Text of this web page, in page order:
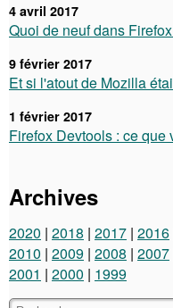
4 avril 2017
Quoi de neuf dans
9 février 2017
Et si l'atout de Mozilla
1 février 2017
Firefox Devtools : ce que
Archives
2020 2018 2017 2016
2010 2009 2008 2007
2001
2000 1999